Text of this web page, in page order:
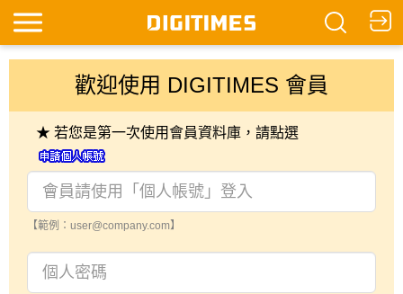
歡迎使用 DIGITIMES 會員
★ 若您是第一次使用會員資料庫，請點選
【範例：user@company.com】